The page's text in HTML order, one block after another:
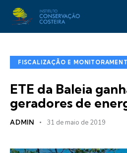
FISCALIZAÇÃO E
ETE da Baleia
geradores de
ADMIN 31 de maio de 2019